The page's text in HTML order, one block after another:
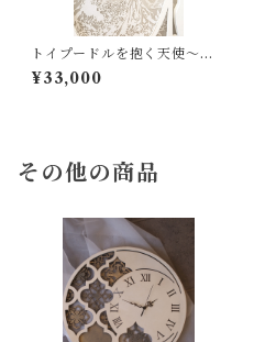
トイプードルを抱く天使～白
い影のムニュムニュフレーム
¥33,000
その他の商品